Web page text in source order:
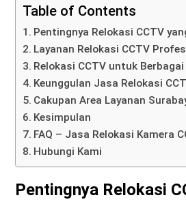
Table of Contents
Pentingnya Relokasi CCTV
Layanan Relokasi CCTV
Relokasi CCTV untuk
Keunggulan Jasa Relokasi
Cakupan Area Layanan
Kesimpulan
FAQ – Jasa Relokasi Kamera
Hubungi Kami
Pentingnya Relokasi